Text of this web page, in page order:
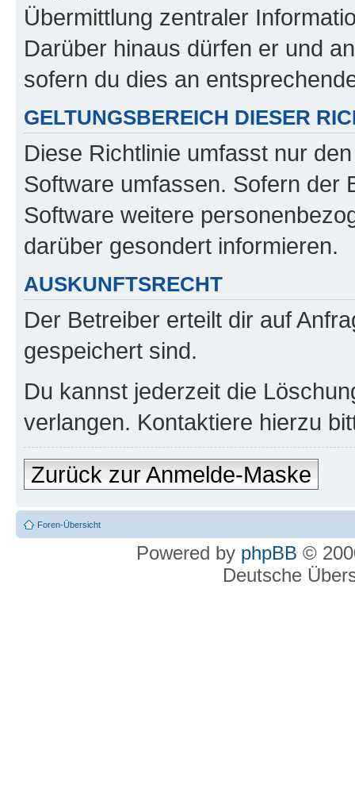
Übermittlung zentraler
Darüber hinaus dürfen er und
sofern du dies an
GELTUNGSBEREICH DIESER
Diese Richtlinie umfasst nur
Software umfassen. Sofern der
Software weitere
darüber gesondert informieren.
AUSKUNFTSRECHT
Der Betreiber erteilt dir auf
gespeichert sind.
Du kannst jederzeit die
verlangen. Kontaktiere hierzu
Zurück zur Anmelde-Maske
Foren-Übersicht
Powered by phpBB ©
Deutsche